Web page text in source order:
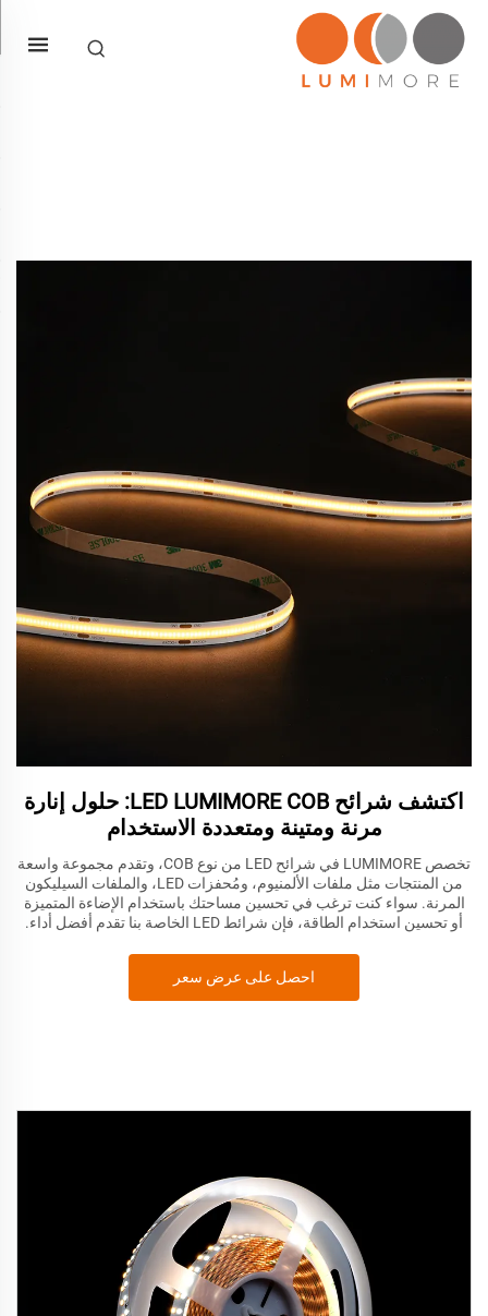
اكتشف شرائح LED LUMIMORE COB: حلول إنارة
مرنة ومتينة ومتعددة الاستخدام
تخصص LUMIMORE في شرائح LED من نوع COB، وتقدم مجموعة واسعة
من المنتجات مثل ملفات الألمنيوم، ومُحفزات LED، والملفات السيليكون
المرنة. سواء كنت ترغب في تحسين مساحتك باستخدام الإضاءة المتميزة
أو تحسين استخدام الطاقة، فإن شرائط LED الخاصة بنا تقدم أفضل أداء.
احصل على عرض سعر